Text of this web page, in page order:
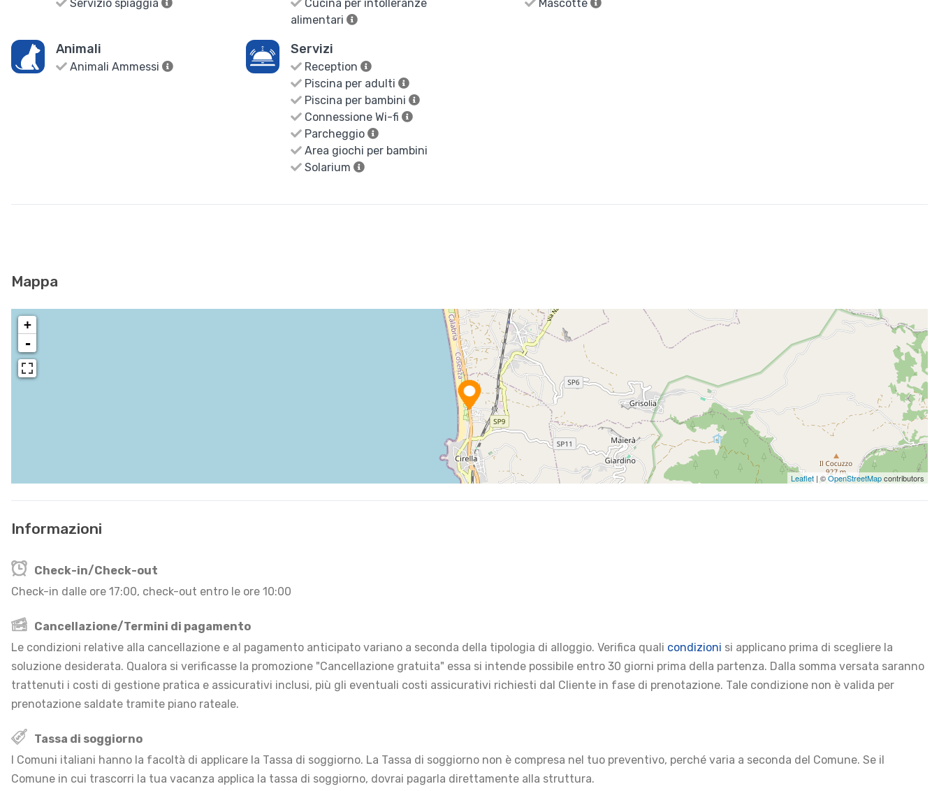
Servizio spiaggia
Cucina per intolleranze
alimentari
Mascotte
Animali
Animali Ammessi
Servizi
Reception
Piscina per adulti
Piscina per bambini
Connessione Wi-fi
Parcheggio
Area giochi per bambini
Solarium
Mappa
+
-
Leaflet | ©OpenStreetMapcontributors
Informazioni
Check-in/Check-out
Check-in dalle ore 17:00, check-out entro le ore 10:00
Cancellazione/Termini di pagamento
Le condizioni relative alla cancellazione e al pagamento anticipato variano a seconda della tipologia di alloggio. Verifica quali condizioni si applicano prima di scegliere la
soluzione desiderata. Qualora si verificasse la promozione "Cancellazione gratuita" essa si intende possibile entro 30 giorni prima della partenza. Dalla somma versata saranno
trattenuti i costi di gestione pratica e assicurativi inclusi, più gli eventuali costi assicurativi richiesti dal Cliente in fase di prenotazione. Tale condizione non è valida per
prenotazione saldate tramite piano rateale.
Tassa di soggiorno
I Comuni italiani hanno la facoltà di applicare la Tassa di soggiorno. La Tassa di soggiorno non è compresa nel tuo preventivo, perché varia a seconda del Comune. Se il
Comune in cui trascorri la tua vacanza applica la tassa di soggiorno, dovrai pagarla direttamente alla struttura.